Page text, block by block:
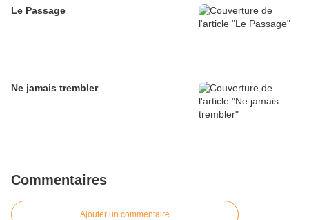
Le Passage
Ne jamais trembler
Commentaires
Ajouter un commentaire